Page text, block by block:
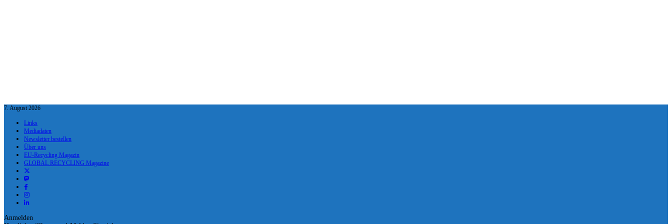
7. August 2026
Links
Mediadaten
Newsletter bestellen
Über uns
EU-Recycling Magazin
GLOBAL RECYCLING Magazine
Anmelden